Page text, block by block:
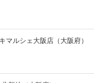
マルシェ大阪店（大阪府）